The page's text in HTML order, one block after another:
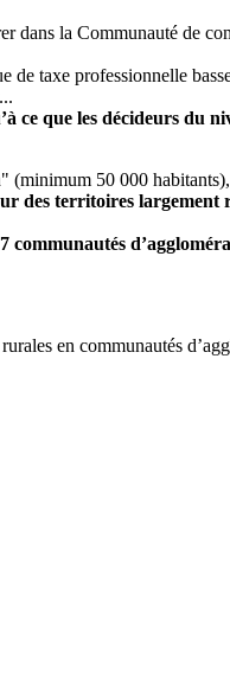
dans la Communauté de
de taxe professionnelle
ce que les décideurs du
50 000
des territoires largement
communautés
en communautés